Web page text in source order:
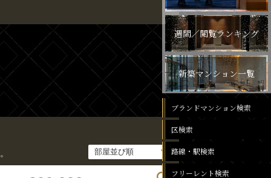
週間／閲覧ランキング
新築マンション一覧
ブランドマンション検索
区検索
路線・駅検索
フリーレント検索